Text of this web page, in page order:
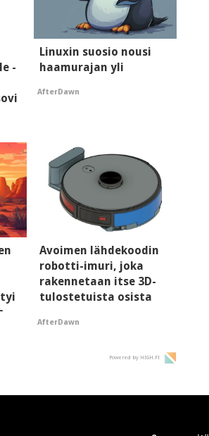
-
Linuxin suosio nousi
haamurajan yli
AfterDawn
Avoimen lähdekoodin
robotti-imuri, joka
rakennetaan itse 3D-
tulostetuista osista
AfterDawn
Powered by HIGH.FI